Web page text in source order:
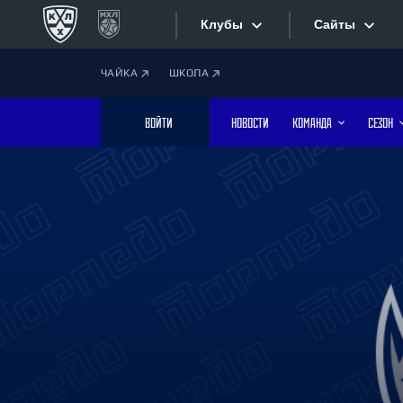
Клубы
Дивизион Боброва
Лада
Сайты
Текстовые
Фотобанк
ЧАЙКА ШКОЛА
ВОЙТИ НОВОСТИ КОМАНДА СЕЗОН